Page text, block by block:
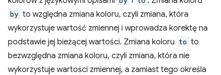
by to względna zmiana koloru, czyli zmiana, która
wykorzystuje wartość zmiennej i wprowadza korektę na
podstawie jej bieżącej wartości. Zmiana koloru to to
bezwzględna zmiana koloru, czyli zmiana, która nie
wykorzystuje wartości zmiennej, a zamiast tego określa